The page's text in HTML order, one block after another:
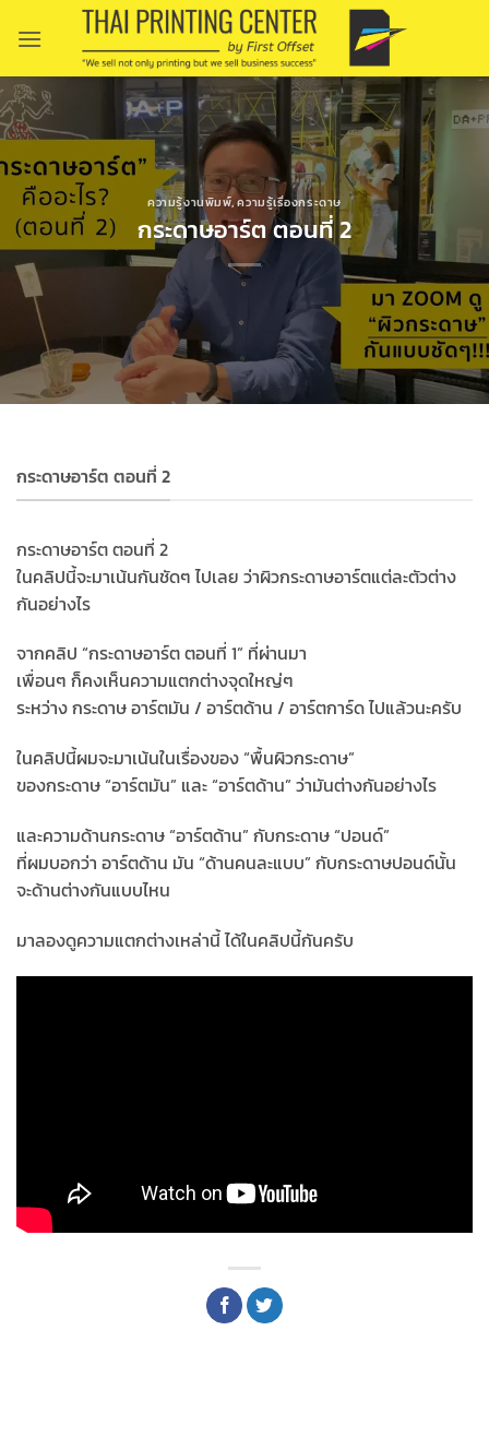
ความรู้งานพิมพ์,ความรู้เรื่องกระดาษ
กระดาษอาร์ต ตอนที่ 2
กระดาษอาร์ต ตอนที่ 2
กระดาษอาร์ต ตอนที่ 2
ในคลิปนี้จะมาเน้นกันชัดๆ ไปเลย ว่าผิวกระดาษอาร์ตแต่ละตัวต่าง
กันอย่างไร
จากคลิป “กระดาษอาร์ต ตอนที่ 1” ที่ผ่านมา
เพื่อนๆ ก็คงเห็นความแตกต่างจุดใหญ่ๆ
ระหว่าง กระดาษ อาร์ตมัน / อาร์ตด้าน / อาร์ตการ์ด ไปแล้วนะครับ
ในคลิปนี้ผมจะมาเน้นในเรื่องของ “พื้นผิวกระดาษ”
ของกระดาษ “อาร์ตมัน” และ “อาร์ตด้าน” ว่ามันต่างกันอย่างไร
และความด้านกระดาษ “อาร์ตด้าน” กับกระดาษ “ปอนด์”
ที่ผมบอกว่า อาร์ตด้าน มัน “ด้านคนละแบบ” กับกระดาษปอนด์นั้น
จะด้านต่างกันแบบไหน
มาลองดูความแตกต่างเหล่านี้ ได้ในคลิปนี้กันครับ